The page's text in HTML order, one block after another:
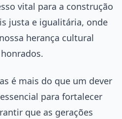
vital para a construção
justa e igualitária, onde
herança cultural
é mais do que um dever
para fortalecer
que as gerações